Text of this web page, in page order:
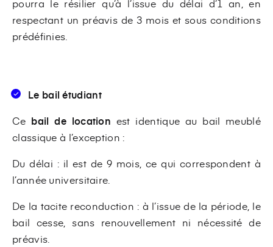
pourra le résilier qu’à l’issue du délai d’1 an, en
respectant un préavis de 3 mois et sous conditions
prédéfinies.
Le bail étudiant
Ce bail de location est identique au bail meublé
classique à l’exception :
Du délai : il est de 9 mois, ce qui correspondent à
l’année universitaire.
De la tacite reconduction : à l’issue de la période, le
bail cesse, sans renouvellement ni nécessité de
préavis.